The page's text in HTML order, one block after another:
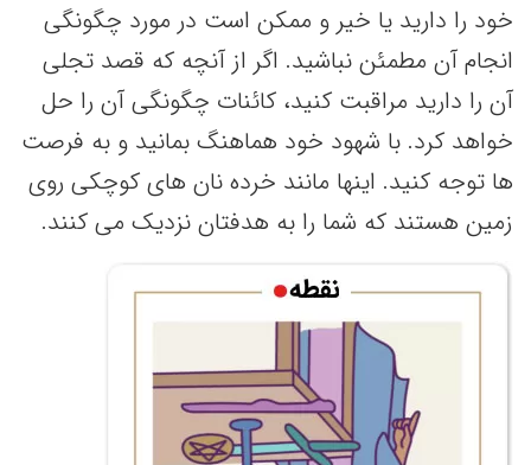
خود را دارید یا خیر و ممکن است در مورد چگونگی
انجام آن مطمئن نباشید. اگر از آنچه که قصد تجلی
آن را دارید مراقبت کنید، کائنات چگونگی آن را حل
خواهد کرد. با شهود خود هماهنگ بمانید و به فرصت
ها توجه کنید. اینها مانند خرده نان های کوچکی روی
زمین هستند که شما را به هدفتان نزدیک می کنند.